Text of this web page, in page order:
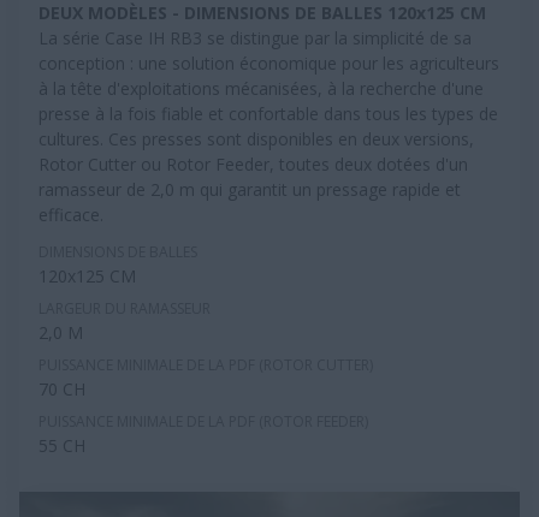
DEUX MODÈLES - DIMENSIONS DE BALLES 120x125 CM
La série Case IH RB3 se distingue par la simplicité de sa
conception : une solution économique pour les agriculteurs
à la tête d'exploitations mécanisées, à la recherche d'une
presse à la fois fiable et confortable dans tous les types de
cultures. Ces presses sont disponibles en deux versions,
Rotor Cutter ou Rotor Feeder, toutes deux dotées d'un
ramasseur de 2,0 m qui garantit un pressage rapide et
efficace.
120x125 CM
2,0 M
70 CH
55 CH